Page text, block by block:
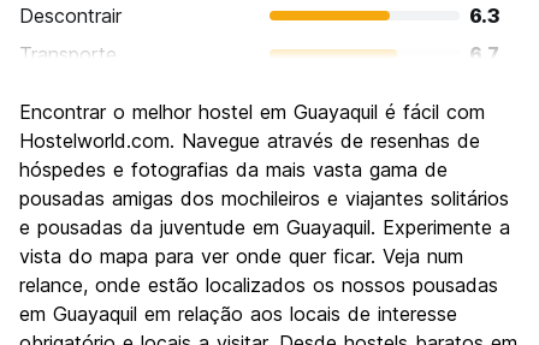
Descontrair
6.3
Transporte
6.7
Cultura
6.3
Festas / vida noturna
Custo-beneficio
6.4
Encontrar o melhor hostel em Guayaquil é fácil com
Hostelworld.com. Navegue através de resenhas de
hóspedes e fotografias da mais vasta gama de
pousadas amigas dos mochileiros e viajantes solitários
e pousadas da juventude em Guayaquil. Experimente a
vista do mapa para ver onde quer ficar. Veja num
relance, onde estão localizados os nossos pousadas
em Guayaquil em relação aos locais de interesse